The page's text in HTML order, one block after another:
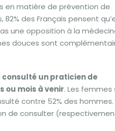
en matière de prévention de
des Français pensent
une opposition à la
douces sont
consulté un praticien de
ou mois à venir. Les
contre 52% des hommes.
de consulter